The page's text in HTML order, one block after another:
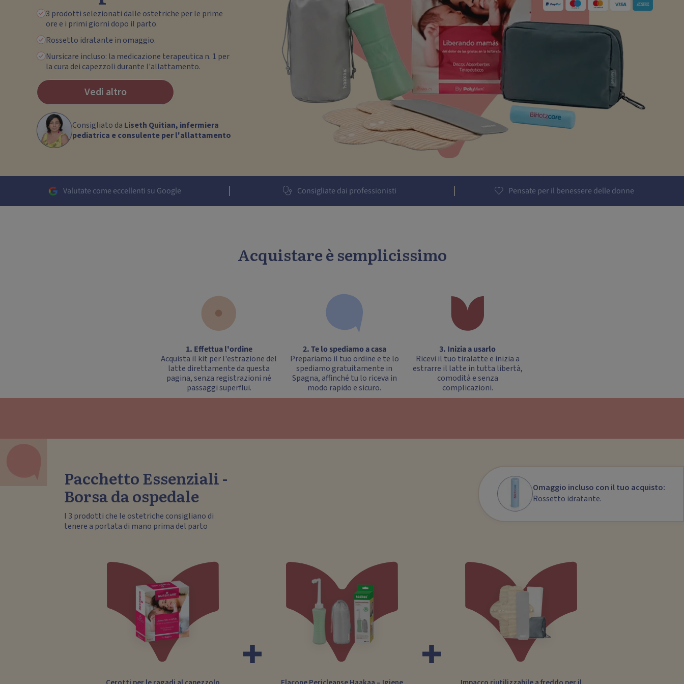
3 prodotti selezionati dalle ostetriche per le prime
ore e i primi giorni dopo il parto.
Rossetto idratante in omaggio.
Nursicare incluso: la medicazione terapeutica n. 1 per
la cura dei capezzoli durante l'allattamento.
Vedi altro
Consigliato da Liseth Quitian, infermiera
pediatrica e consulente per l'allattamento
Valutate come eccellenti su Google Consigliate dai professionisti Pensate per il benessere delle donne
Acquistare è semplicissimo
1. Effettua l'ordine
Acquista il kit per l'estrazione del
latte direttamente da questa
pagina, senza registrazioni né
passaggi superflui.
2. Te lo spediamo a casa
Prepariamo il tuo ordine e te lo
spediamo gratuitamente in
Spagna, affinché tu lo riceva in
modo rapido e sicuro.
3. Inizia a usarlo
Ricevi il tuo tiralatte e inizia a
estrarre il latte in tutta libertà,
comodità e senza
complicazioni.
Pacchetto Essenziali -
Borsa da ospedale
I 3 prodotti che le ostetriche consigliano di
tenere a portata di mano prima del parto
Omaggio incluso con il tuo acquisto:
Rossetto idratante.